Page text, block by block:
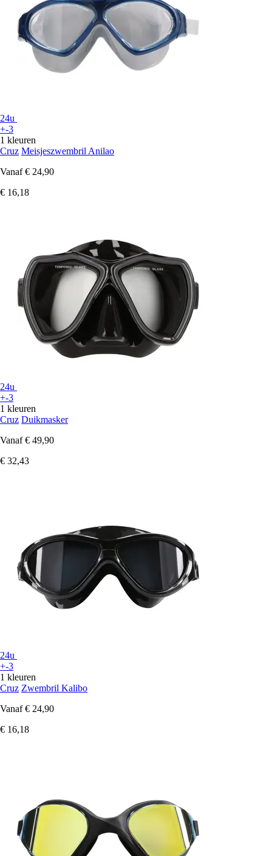
24u
+-3
1 kleuren
Cruz Meisjeszwembril Anilao
Vanaf € 24,90
€ 16,18
24u
+-3
1 kleuren
Cruz Duikmasker
Vanaf € 49,90
€ 32,43
24u
+-3
1 kleuren
Cruz Zwembril Kalibo
Vanaf € 24,90
€ 16,18